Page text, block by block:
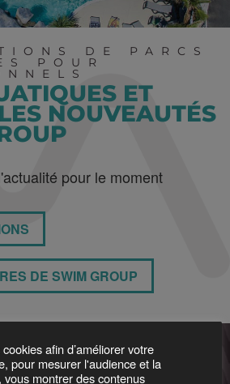
DE PARCS
POUR
ET
NOUVEAUTÉS
pour le moment
DE SWIM GROUP
afin d’améliorer votre
pour mesurer l'audience et la
montrer des contenus